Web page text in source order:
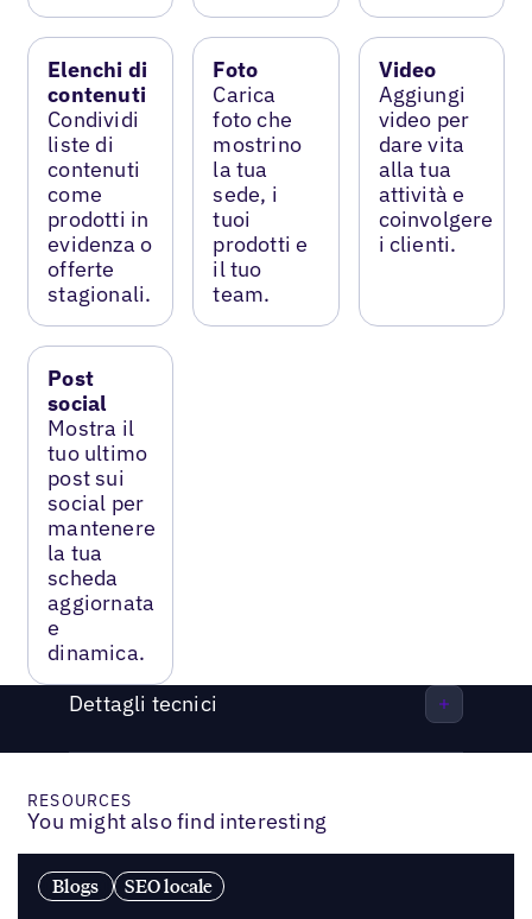
Elenchi di
contenuti
Condividi
liste di
contenuti
come
prodotti in
evidenza o
offerte
stagionali.
Foto
Carica
foto che
mostrino
la tua
sede, i
tuoi
prodotti e
il tuo
team.
Video
Aggiungi
video per
dare vita
alla tua
attività e
coinvolgere
i clienti.
Post
social
Mostra il
tuo ultimo
post sui
social per
mantenere
la tua
scheda
aggiornata
e
dinamica.
Dettagli tecnici
RESOURCES
You might also find interesting
Blogs SEO locale